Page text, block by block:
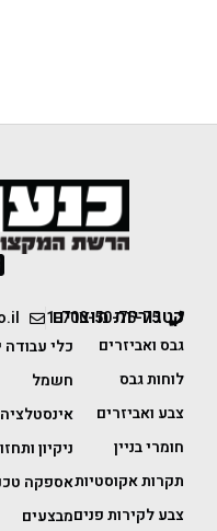
1-700-50-75-75
קטגוריות מוצרים
גבס ואביזרים
לוחות גבס
צבע ואביזרים
חומרי בניין
תקרות אקוסטיות
צבע לקירות פנים
כלי עבודה
חשמל
אינסטלציה
ניקיון
אספקה
מבצעים